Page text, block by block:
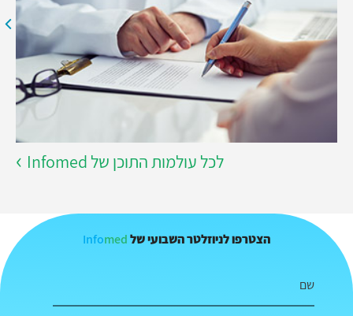
לכל עולמות התוכן של Infomed
הצטרפו לניוזלטר השבועי של Infomed
שם